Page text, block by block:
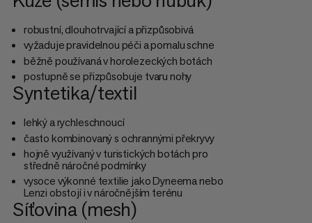
robustní, dlouhotrvající a přizpůsobivá
vyžaduje pravidelnou péči a pomalu schne
běžně používaná v horolezeckých botách
postupně se přizpůsobuje tvaru nohy
Syntetika/textil
lehký a rychleschnoucí
často kombinovaný s ochrannými překryvy
hojně využívaný v turistických botách pro
středně náročné podmínky
vysoce výkonné textilie jako Dyneema nebo
Lenzi obstojí i v náročnějším terénu
Síťovina (mesh)